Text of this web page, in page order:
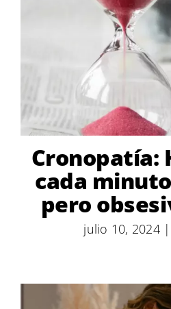
Cronopatía:
cada
pero
julio 10, 2024 |